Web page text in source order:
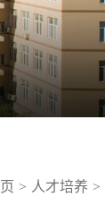
> 人才培养 >